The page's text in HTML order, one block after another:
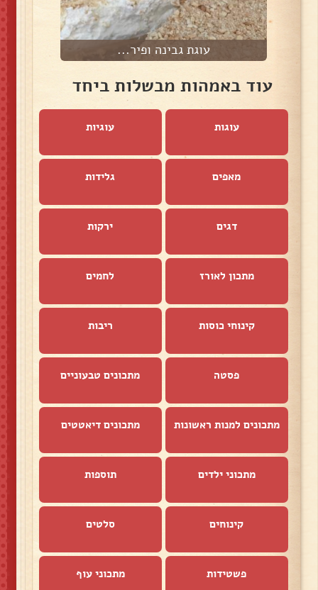
עוגת גבינה ופיר...
עוד באמהות מבשלות ביחד
עוגות עוגיות
מאפים גלידות
דגים ירקות
מתכון לאורז לחמים
קינוחי כוסות ריבות
פסטה מתכונים טבעוניים
מתכונים למנות ראשונות מתכונים דיאטטים
מתכוני ילדים תוספות
קינוחים סלטים
פשטידות מתכוני עוף